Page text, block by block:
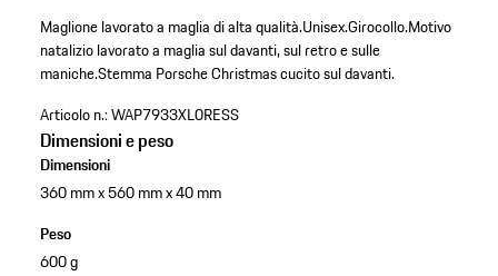
Maglione lavorato a maglia di alta qualità.Unisex.Girocollo.Motivo
natalizio lavorato a maglia sul davanti, sul retro e sulle
maniche.Stemma Porsche Christmas cucito sul davanti.
Articolo n.:WAP7933XL0RESS
Dimensioni e peso
Dimensioni
360 mm x 560 mm x 40 mm
Peso
600 g